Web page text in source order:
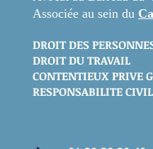
Associée au sein du
DROIT DES
DROIT DU TRAVAIL
CONTENTIEUX PRIVE
RESPONSABILITE